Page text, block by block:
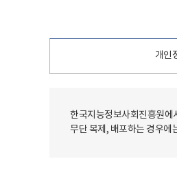
개인
한국지능정보사회진흥원에
무단 복제, 배포하는 경우에